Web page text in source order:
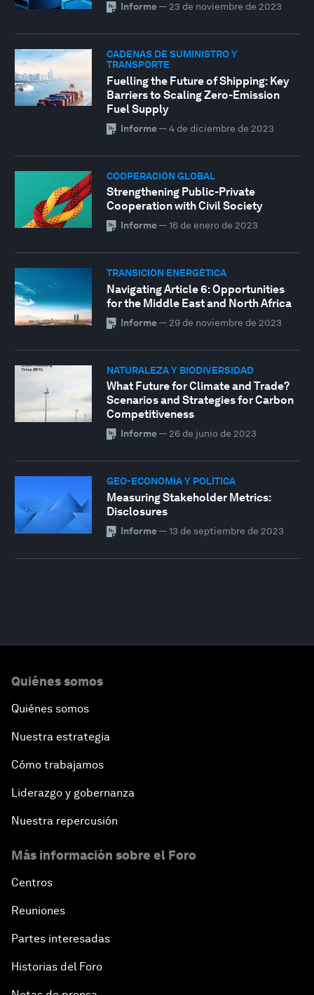
Informe— 23 de noviembre de 2023
CADENAS DE SUMINISTRO Y
TRANSPORTE
Fuelling the Future of Shipping: Key
Barriers to Scaling Zero-Emission
Fuel Supply
Informe— 4 de diciembre de 2023
COOPERACIÓN GLOBAL
Strengthening Public-Private
Cooperation with Civil Society
Informe— 16 de enero de 2023
TRANSICIÓN ENERGÉTICA
Navigating Article 6: Opportunities
for the Middle East and North Africa
Informe— 29 de noviembre de 2023
NATURALEZA Y BIODIVERSIDAD
What Future for Climate and Trade?
Scenarios and Strategies for Carbon
Competitiveness
Informe— 26 de junio de 2023
GEO-ECONOMÍA Y POLÍTICA
Measuring Stakeholder Metrics:
Disclosures
Informe— 13 de septiembre de 2023
Quiénes somos
Quiénes somos
Nuestra estrategia
Cómo trabajamos
Liderazgo y gobernanza
Nuestra repercusión
Más información sobre el Foro
Centros
Reuniones
Partes interesadas
Historias del Foro